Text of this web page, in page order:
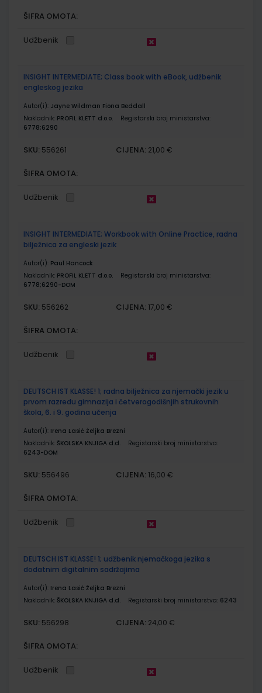
ŠIFRA OMOTA:
Udžbenik
INSIGHT INTERMEDIATE; Class book with eBook, udžbenik
engleskog jezika
Autor(i): Jayne Wildman Fiona Beddall
Nakladnik: PROFIL KLETT d.o.o.
Registarski broj ministarstva:
6778;6290
SKU: 556261 CIJENA: 21,00 €
ŠIFRA OMOTA:
Udžbenik
INSIGHT INTERMEDIATE; Workbook with Online Practice, radna
bilježnica za engleski jezik
Autor(i): Paul Hancock
Nakladnik: PROFIL KLETT d.o.o.
Registarski broj ministarstva:
6778;6290-DOM
SKU: 556262 CIJENA: 17,00 €
ŠIFRA OMOTA:
Udžbenik
DEUTSCH IST KLASSE! 1; radna bilježnica za njemački jezik u
prvom razredu gimnazija i četverogodišnjih strukovnih
škola, 6. i 9. godina učenja
Autor(i): Irena Lasić Željka Brezni
Nakladnik: ŠKOLSKA KNJIGA d.d.
Registarski broj ministarstva:
6243-DOM
SKU: 556496 CIJENA: 16,00 €
ŠIFRA OMOTA:
Udžbenik
DEUTSCH IST KLASSE! 1; udžbenik njemačkoga jezika s
dodatnim digitalnim sadržajima
Autor(i): Irena Lasić Željka Brezni
Nakladnik: ŠKOLSKA KNJIGA d.d. Registarski broj ministarstva: 6243
SKU: 556298 CIJENA: 24,00 €
ŠIFRA OMOTA:
Udžbenik